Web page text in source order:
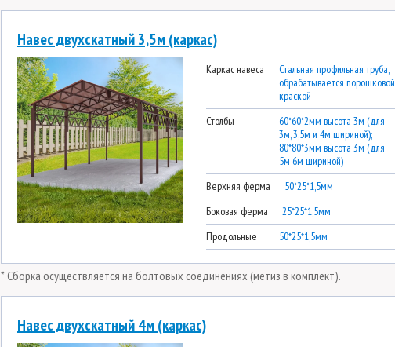
Навес двухскатный 3,5м (каркас)
Каркас навеса
Стальная профильная труба,
обрабатывается порошковой
краской
Столбы
60*60*2мм высота 3м (для
3м, 3,5м и 4м шириной);
80*80*3мм высота 3м (для
5м 6м шириной)
Верхняя ферма
50*25*1,5мм
Боковая ферма
25*25*1,5мм
Продольные
50*25*1,5мм
* Сборка осуществляется на болтовых соединениях (метиз в комплект).
Навес двухскатный 4м (каркас)